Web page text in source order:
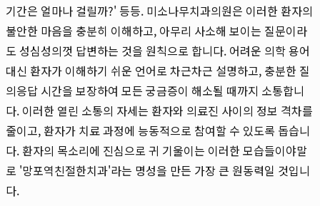
기간은 얼마나 걸릴까?' 등등. 미소나무치과의원은 이러한 환자의
불안한 마음을 충분히 이해하고, 아무리 사소해 보이는 질문이라
도 성심성의껏 답변하는 것을 원칙으로 합니다. 어려운 의학 용어
대신 환자가 이해하기 쉬운 언어로 차근차근 설명하고, 충분한 질
의응답 시간을 보장하여 모든 궁금증이 해소될 때까지 소통합니
다. 이러한 열린 소통의 자세는 환자와 의료진 사이의 정보 격차를
줄이고, 환자가 치료 과정에 능동적으로 참여할 수 있도록 돕습니
다. 환자의 목소리에 진심으로 귀 기울이는 이러한 모습들이야말
로 '망포역친절한치과'라는 명성을 만든 가장 큰 원동력일 것입니
다.